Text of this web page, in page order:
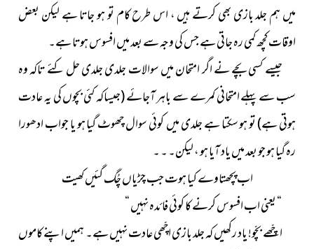
میں ہم جلد بازی بھی کرتے ہیں ، اس طرح کام تو ہو جاتا ہے لیکن بعض
اوقات کچھ کمی رہ جاتی ہے جس کی وجہ سے بعد میں افسوس ہوتا ہے۔
جیسے کسی بچے نے اگر امتحان میں سوالات جلدی جلدی حل کئے تاکہ وہ
سب سے پہلے امتحانی کمرے سے باہر آجائے(جیساکہ کئی بچوں کی یہ عادت
ہوتی ہے)تو ہو سکتا ہے جلدی میں کوئی سوال چھوٹ گیا ہو یا جواب ادھورا
رہ گیا ہو جو بعد میں یاد آیا ہو ، لیکن۔ ۔ ۔
اب پچھتاوے کیا ہوت جب چڑیاں چُگ گئیں کھیت
“ یعنی اب افسوس کرنے کا کوئی فائدہ نہیں “
اچّھے بچّو! یاد رکھیں کہ جلد بازی اچّھی عادت نہیں ہے۔ ہمیں اپنے کاموں